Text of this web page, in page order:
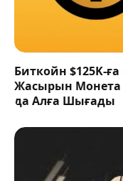
Биткойн $125K-ға
Жасырын Монета
да Алға Шығады